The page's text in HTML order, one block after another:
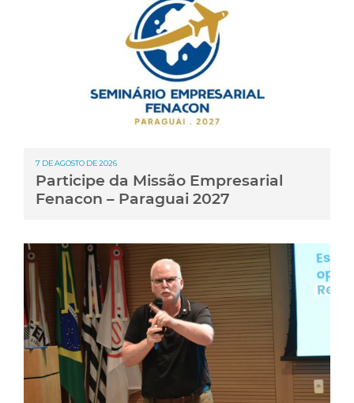
7 DE AGOSTO DE 2026
Participe da Missão Empresarial
Fenacon – Paraguai 2027